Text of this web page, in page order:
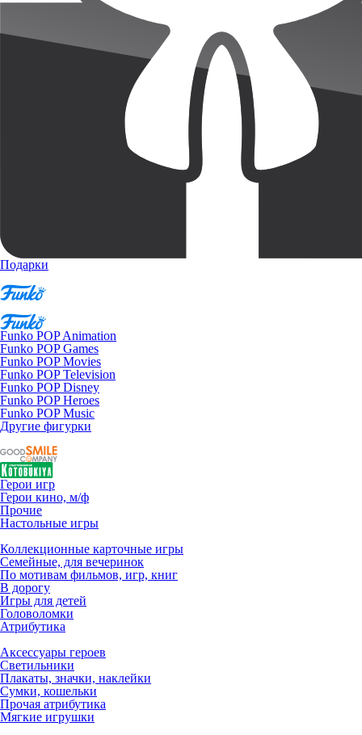
Подарки
Funko POP Animation
Funko POP Games
Funko POP Movies
Funko POP Television
Funko POP Disney
Funko POP Heroes
Funko POP Music
Другие фигурки
Герои игр
Герои кино, м/ф
Прочие
Настольные игры
Коллекционные карточные игры
Семейные, для вечеринок
По мотивам фильмов, игр, книг
В дорогу
Игры для детей
Головоломки
Атрибутика
Аксессуары героев
Светильники
Плакаты, значки, наклейки
Сумки, кошельки
Прочая атрибутика
Мягкие игрушки